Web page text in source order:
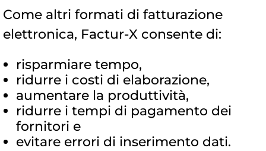
Come altri formati di fatturazione
elettronica, Factur-X consente di:
risparmiare tempo,
ridurre i costi di elaborazione,
aumentare la produttività,
ridurre i tempi di pagamento dei
fornitori e
evitare errori di inserimento dati.